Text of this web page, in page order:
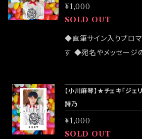
022/03/20イベント「大
¥1,000
SOLD OUT
◆直筆サイン入りプロマ
す ◆宛名やメッセージ
お客様はこちらのオン
をお願い致します ◆発
謝祭」後になります
【小川麻琴】★チェキ「ジ
詩乃
¥1,000
SOLD OUT